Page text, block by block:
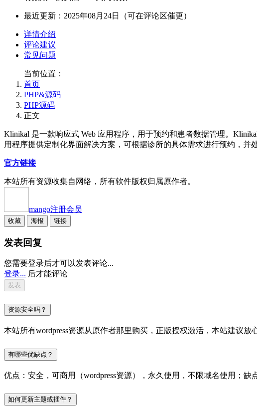
最近更新：2025年08月24日（可在评论区催更）
详情介绍
评论建议
常见问题
当前位置：
首页
PHP&源码
PHP源码
正文
Klinikal 是一款响应式 Web 应用程序，用于预约和患者数据管理。
用程序提供定制化界面解决方案，可根据诊所的具体需求进行预约，并
官方链接
本站所有资源收集自网络，所有软件版权归属原作者。
mango注册会员
收藏 海报 链接
发表回复
您需要登录后才可以发表评论...
登录... 后才能评论
资源安全吗？
本站所有wordpress资源从原作者那里购买，正版授权激活，本站建议
有哪些优缺点？
优点：安全，可商用（wordpress资源），永久使用，不限域名使用；缺
如何更新主题或插件？